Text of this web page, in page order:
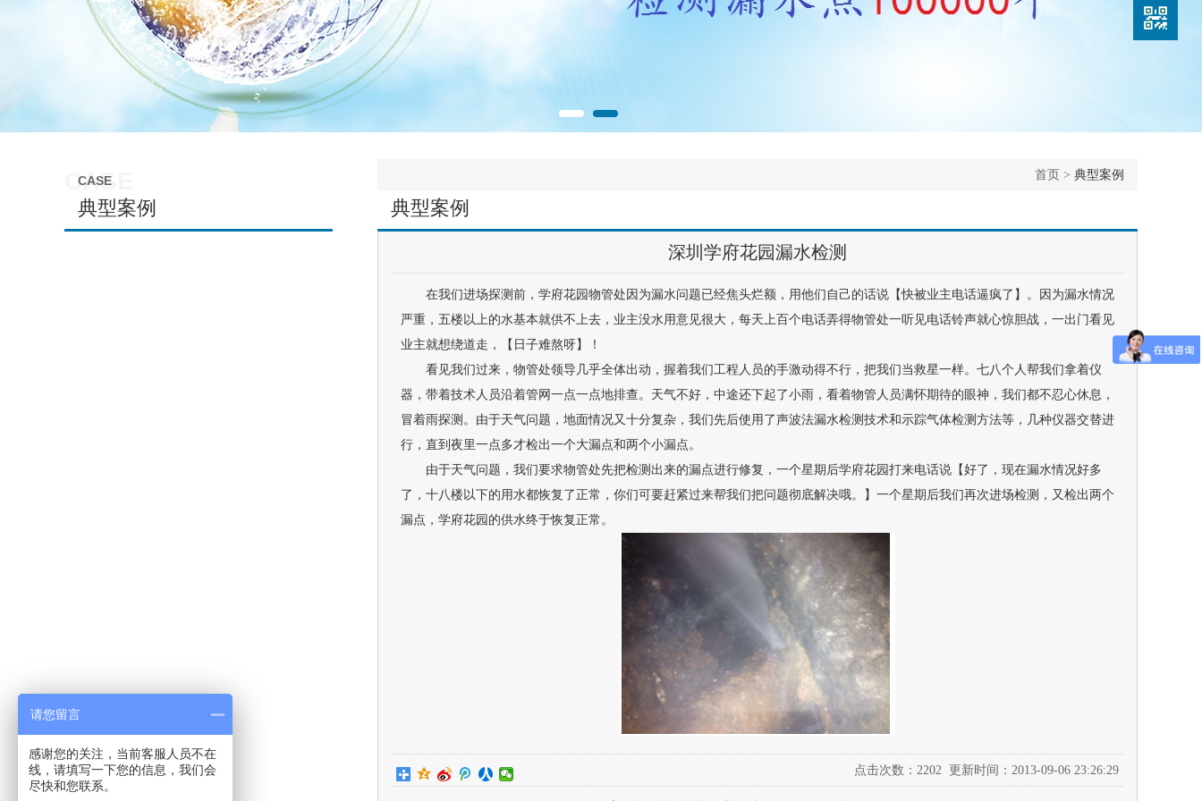
CASE
CASE
典型案例
首页 > 典型案例
典型案例
深圳学府花园漏水检测
在我们进场探测前，学府花园物管处因为漏水问题已经焦头烂额，用他们自己的话说【快被业主电话逼疯了】。因为漏水情况
严重，五楼以上的水基本就供不上去，业主没水用意见很大，每天上百个电话弄得物管处一听见电话铃声就心惊胆战，一出门看见
业主就想绕道走，【日子难熬呀】！
看见我们过来，物管处领导几乎全体出动，握着我们工程人员的手激动得不行，把我们当救星一样。七八个人帮我们拿着仪
器，带着技术人员沿着管网一点一点地排查。天气不好，中途还下起了小雨，看着物管人员满怀期待的眼神，我们都不忍心休息，
冒着雨探测。由于天气问题，地面情况又十分复杂，我们先后使用了声波法漏水检测技术和示踪气体检测方法等，几种仪器交替进
行，直到夜里一点多才检出一个大漏点和两个小漏点。
由于天气问题，我们要求物管处先把检测出来的漏点进行修复，一个星期后学府花园打来电话说【好了，现在漏水情况好多
了，十八楼以下的用水都恢复了正常，你们可要赶紧过来帮我们把问题彻底解决哦。】一个星期后我们再次进场检测，又检出两个
漏点，学府花园的供水终于恢复正常。
点击次数：2202 更新时间：2013-09-06 23:26:29
请您留言
感谢您的关注，当前客服人员不在
线，请填写一下您的信息，我们会
尽快和您联系。